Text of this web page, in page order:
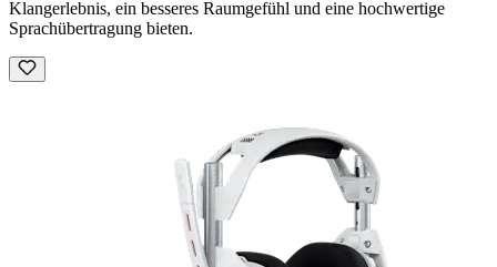
Klangerlebnis, ein besseres Raumgefühl und eine hochwertige
Sprachübertragung bieten.